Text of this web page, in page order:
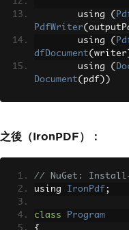
        using
(
PdfWriter(
        using
(
dfDocument( writer
        using
(
Document( pdf ))
"This document
mage."));
Image
eDataFactory
之後（IronPDF）：
// NuGet: Install-
using IronPdf ;
class
Program